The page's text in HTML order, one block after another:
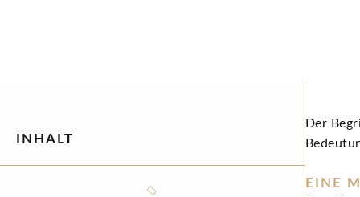
INHALT
Der
EINE